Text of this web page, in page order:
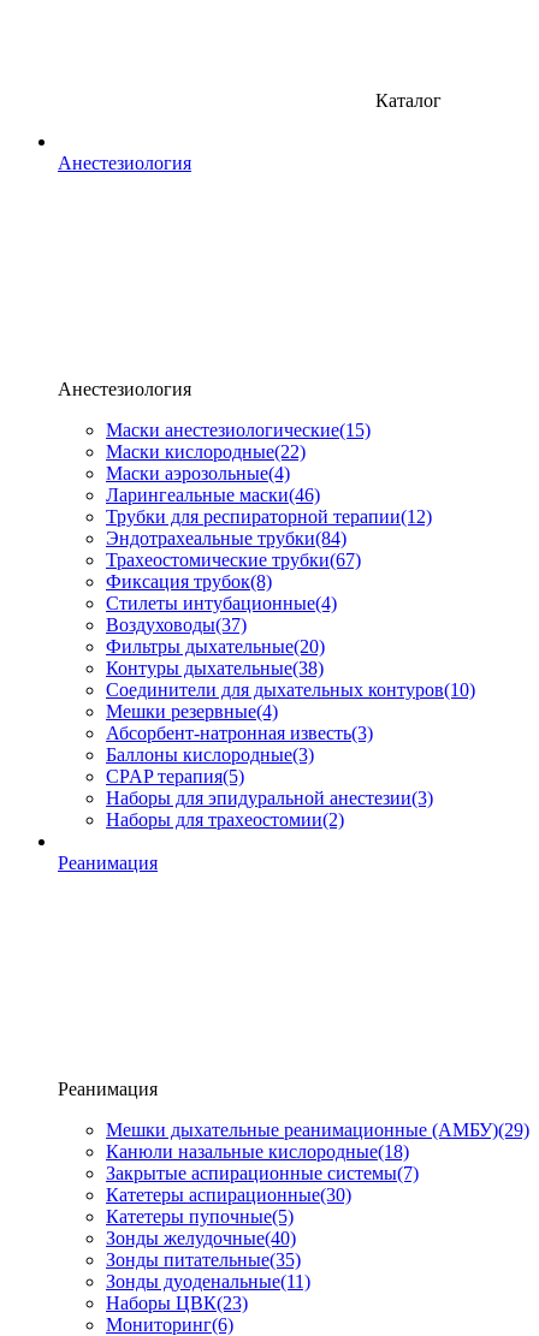
Каталог
Анестезиология
Анестезиология
Маски анестезиологические(15)
Маски кислородные(22)
Маски аэрозольные(4)
Ларингеальные маски(46)
Трубки для респираторной терапии(12)
Эндотрахеальные трубки(84)
Трахеостомические трубки(67)
Фиксация трубок(8)
Стилеты интубационные(4)
Воздуховоды(37)
Фильтры дыхательные(20)
Контуры дыхательные(38)
Соединители для дыхательных контуров(10)
Мешки резервные(4)
Абсорбент-натронная известь(3)
Баллоны кислородные(3)
CPAP терапия(5)
Наборы для эпидуральной анестезии(3)
Наборы для трахеостомии(2)
Реанимация
Реанимация
Мешки дыхательные реанимационные (АМБУ)(29)
Канюли назальные кислородные(18)
Закрытые аспирационные системы(7)
Катетеры аспирационные(30)
Катетеры пупочные(5)
Зонды желудочные(40)
Зонды питательные(35)
Зонды дуоденальные(11)
Наборы ЦВК(23)
Мониторинг(6)